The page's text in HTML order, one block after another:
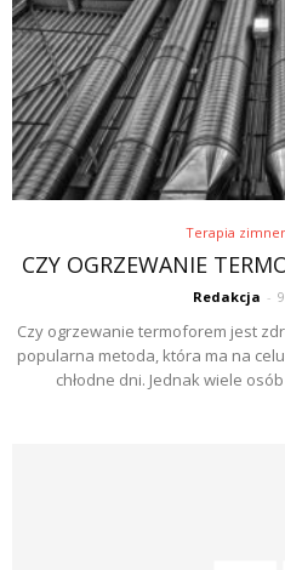
Terapia
CZY OGRZEWANIE
Redakcja -
Czy ogrzewanie termoforem jest
popularna metoda, która ma na
chłodne dni. Jednak wiele